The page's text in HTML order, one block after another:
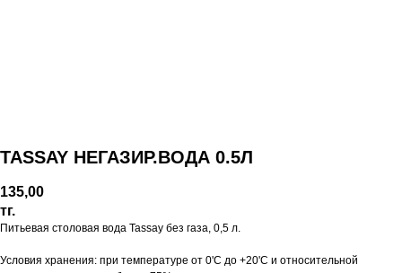
TASSAY НЕГАЗИР.ВОДА 0.5Л
135,00
тг.
Питьевая столовая вода Tassay без газа, 0,5 л.
Условия хранения: при температуре от 0'С до +20'С и относительной